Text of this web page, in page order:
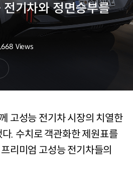
기차와 정면승부를
Views
림)
고성능 전기차 시장의 치열한
. 수치로 객관화한 제원표를
리미엄 고성능 전기차들의